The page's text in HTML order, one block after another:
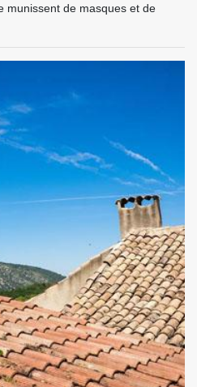
munissent de masques et de